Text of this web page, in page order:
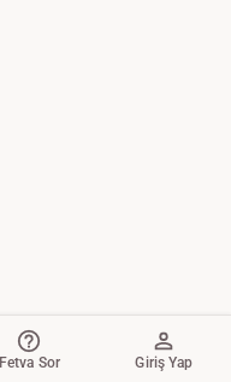
Fetva Sor Giriş Yap